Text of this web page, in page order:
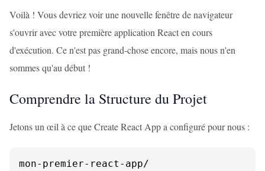
Voilà ! Vous devriez voir une nouvelle fenêtre de navigateur
s'ouvrir avec votre première application React en cours
d'exécution. Ce n'est pas grand-chose encore, mais nous n'en
sommes qu'au début !
Comprendre la Structure du Projet
Jetons un œil à ce que Create React App a configuré pour nous :
mon-premier-react-app/